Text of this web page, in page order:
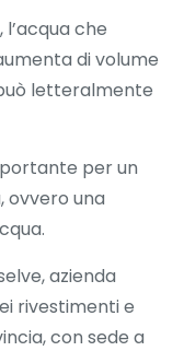
che
di volume
letteralmente
per un
ovvero una
azienda
rivestimenti e
con sede a